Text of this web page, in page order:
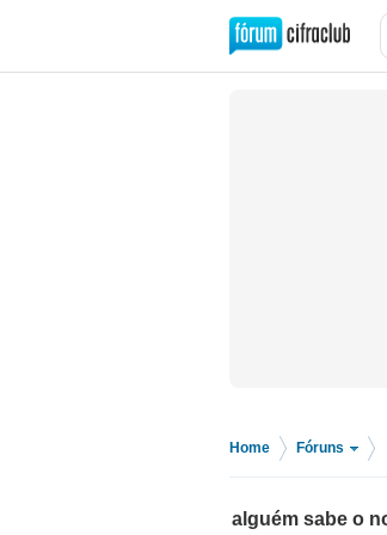
Home Fóruns
alguém sabe o